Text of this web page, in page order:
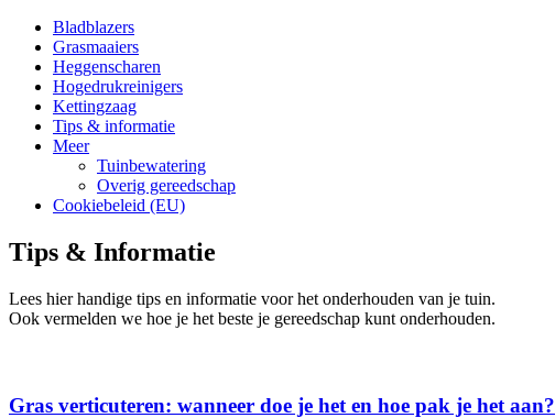
Bladblazers
Grasmaaiers
Heggenscharen
Hogedrukreinigers
Kettingzaag
Tips & informatie
Meer
Tuinbewatering
Overig gereedschap
Cookiebeleid (EU)
Tips & Informatie
Lees hier handige tips en informatie voor het onderhouden van je tuin.
Ook vermelden we hoe je het beste je gereedschap kunt onderhouden.
Gras verticuteren: wanneer doe je het en hoe pak je het aan?